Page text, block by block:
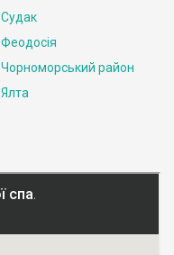
Судак
Феодосія
Чорноморський район
Ялта